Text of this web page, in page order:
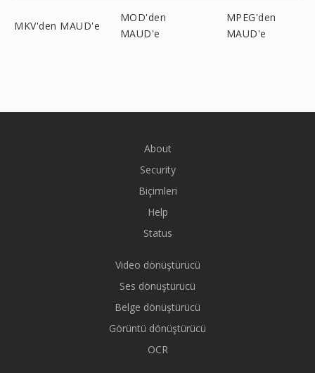
MKV'den MAUD'e
MOD'den
MAUD'e
MPEG'den
MAUD'e
About
Security
Biçimleri
Help
Status
Video dönüştürücü
Ses dönüştürücü
Belge dönüştürücü
Görüntü dönüştürücü
OCR